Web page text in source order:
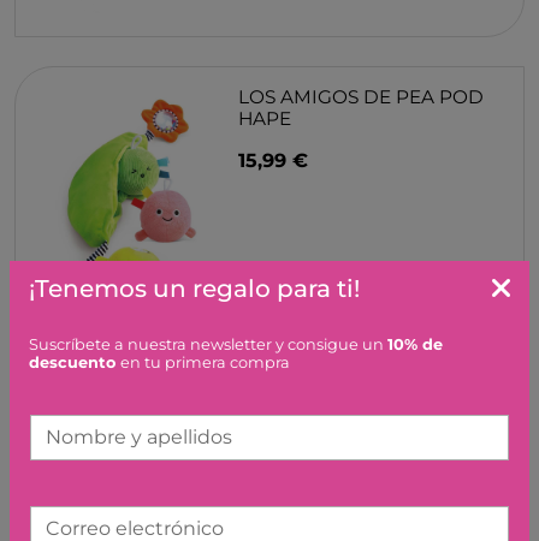
LOS AMIGOS DE PEA POD
HAPE
15,99 €
¡Tenemos un regalo para ti!
Suscríbete a nuestra newsletter y consigue un 10% de
descuento en tu primera compra
Nombre y apellidos
Correo electrónico